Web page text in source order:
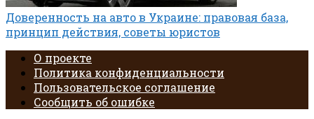
Доверенность на авто в Украине: правовая база,
принцип действия, советы юристов
О проекте
Политика конфиденциальности
Пользовательское соглашение
Сообщить об ошибке